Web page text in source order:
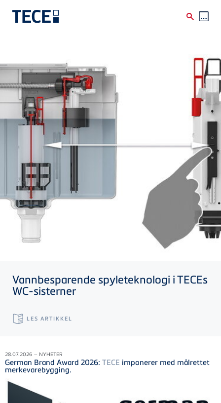
Vannbesparende spyleteknologi iTECEs
WC-sisterner
LES ARTIKKEL
28.07.2026 – NYHETER
German Brand Award 2026: TECE imponerer med målrettet
merkevarebygging.